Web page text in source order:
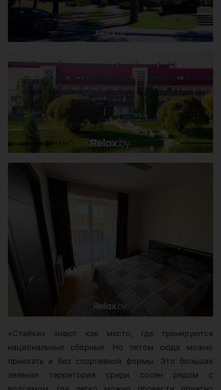
«Стайки» знают как место, где тренируются
национальные сборные. Но летом сюда можно
приехать и без спортивной формы. Это большая
зеленая территория среди сосен рядом с